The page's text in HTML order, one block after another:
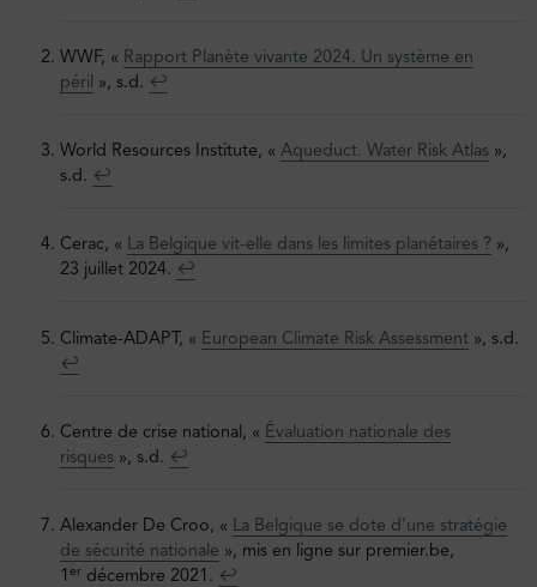
WWF, « Rapport Planète vivante 2024. Un système en
péril », s.d. ↩︎
World Resources Institute, « Aqueduct. Water Risk Atlas »,
s.d. ↩︎
Cerac, « La Belgique vit-elle dans les limites planétaires ? »,
23 juillet 2024. ↩︎
Climate-ADAPT, « European Climate Risk Assessment », s.d.
↩︎
Centre de crise national, « Évaluation nationale des
risques », s.d. ↩︎
Alexander De Croo, « La Belgique se dote d’une stratégie
de sécurité nationale », mis en ligne sur premier.be,
1 er décembre 2021. ↩︎